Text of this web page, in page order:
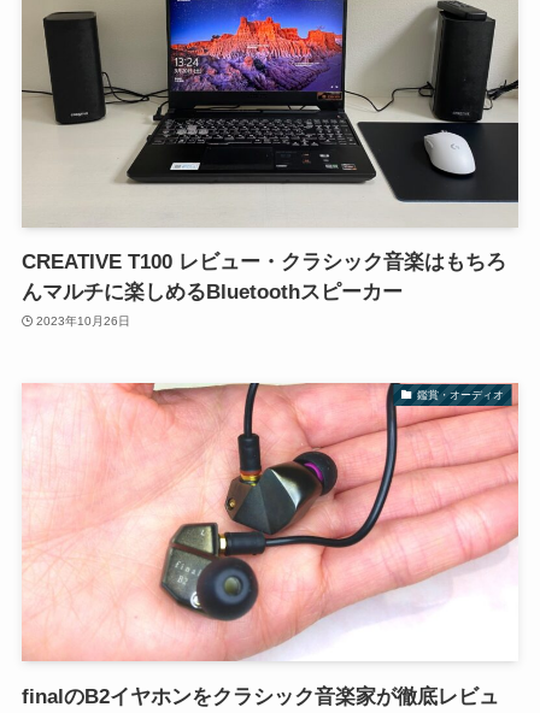
CREATIVE T100 レビュー・クラシック音楽はもちろ
んマルチに楽しめるBluetoothスピーカー
2023年10月26日
鑑賞・オーディオ
finalのB2イヤホンをクラシック音楽家が徹底レビュ